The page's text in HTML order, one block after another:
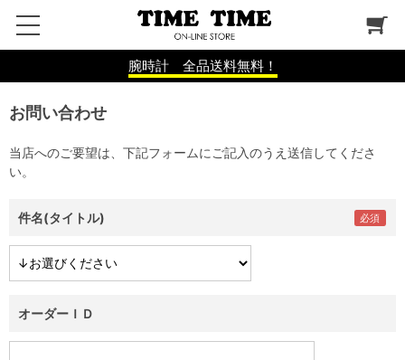
腕時計 全品送料無料！
お問い合わせ
当店へのご要望は、下記フォームにご記入のうえ送信してくださ
い。
件名(タイトル)
オーダーＩＤ